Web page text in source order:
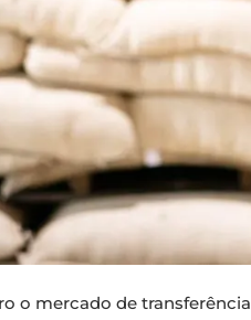
o mercado de